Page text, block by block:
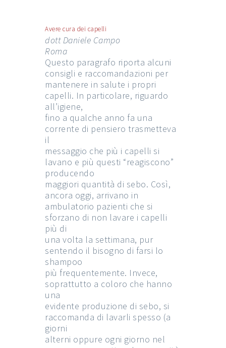
Avere cura dei capelli
dott Daniele Campo
Roma
Questo paragrafo riporta alcuni
consigli e raccomandazioni per
mantenere in salute i propri
capelli. In particolare, riguardo
all’igiene,
fino a qualche anno fa una
corrente di pensiero trasmetteva
il
messaggio che più i capelli si
lavano e più questi “reagiscono”
producendo
maggiori quantità di sebo. Così,
ancora oggi, arrivano in
ambulatorio pazienti che si
sforzano di non lavare i capelli
più di
una volta la settimana, pur
sentendo il bisogno di farsi lo
shampoo
più frequentemente. Invece,
soprattutto a coloro che hanno
una
evidente produzione di sebo, si
raccomanda di lavarli spesso (a
giorni
alterni oppure ogni giorno nel